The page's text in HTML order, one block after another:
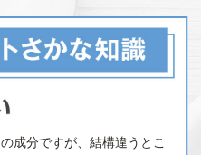
成分ですが、結構違うとこ